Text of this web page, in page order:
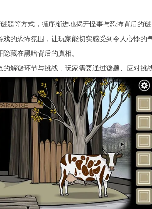
题等方式，循序渐进地揭开怪事与恐怖背后的
的恐怖氛围，让玩家能切实感受到令人心悸的
藏在黑暗背后的真相。
解谜环节与挑战，玩家需要通过谜题、应对挑